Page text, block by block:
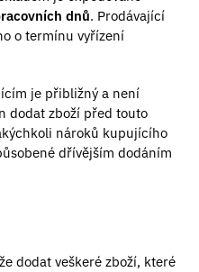
dnů. Prodávající
o termínu vyřízení
je přibližný a není
dodat zboží před touto
nároků kupujícího
dřívějším dodáním
dodat veškeré zboží, které